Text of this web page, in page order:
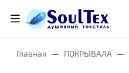
Главная ПОКРЫВАЛА